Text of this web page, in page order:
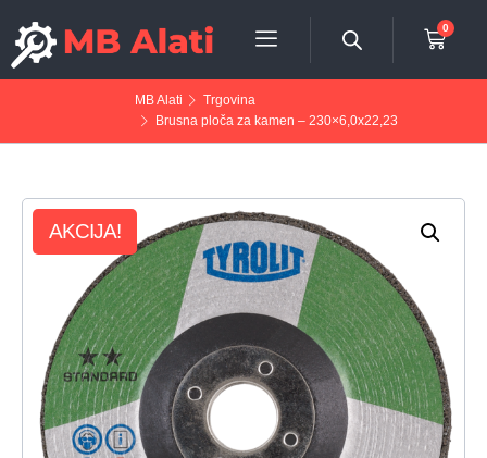
0
MB Alati
Trgovina
Brusna ploča za kamen – 230×6,0x22,23
AKCIJA!